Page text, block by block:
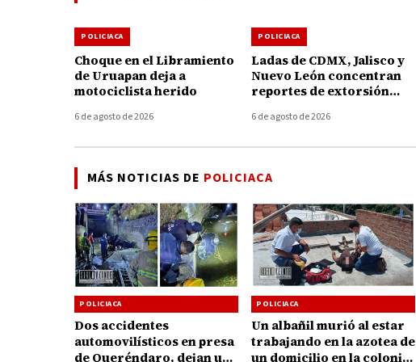
POLICIACA
Choque en el Libramiento
de Uruapan deja a
motociclista herido
6 de agosto de 2026
POLICIACA
Ladas de CDMX, Jalisco y
Nuevo León concentran
reportes de extorsión
6 de agosto de 2026
MÁS NOTICIAS DE POLICIACA
POLICIACA
Dos accidentes
automovilísticos en presa
de Queréndaro, dejan un
POLICIACA
Un albañil murió al estar
trabajando en la azotea de
un domicilio en la colonia